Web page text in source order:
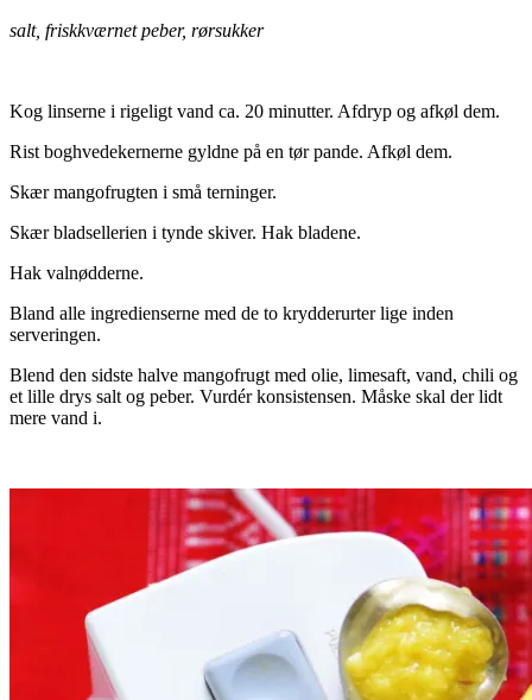
salt, friskkværnet peber, rørsukker
Kog linserne i rigeligt vand ca. 20 minutter. Afdryp og afkøl dem.
Rist boghvedekernerne gyldne på en tør pande. Afkøl dem.
Skær mangofrugten i små terninger.
Skær bladsellerien i tynde skiver. Hak bladene.
Hak valnødderne.
Bland alle ingredienserne med de to krydderurter lige inden
serveringen.
Blend den sidste halve mangofrugt med olie, limesaft, vand, chili og
et lille drys salt og peber. Vurdér konsistensen. Måske skal der lidt
mere vand i.